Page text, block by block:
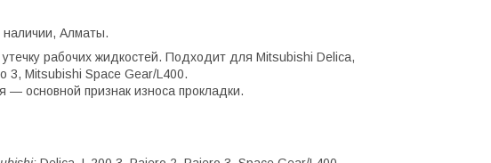
наличии, Алматы.
рабочих жидкостей. Подходит для Mitsubishi Delica,
3, Mitsubishi Space Gear/L400.
основной признак износа прокладки.